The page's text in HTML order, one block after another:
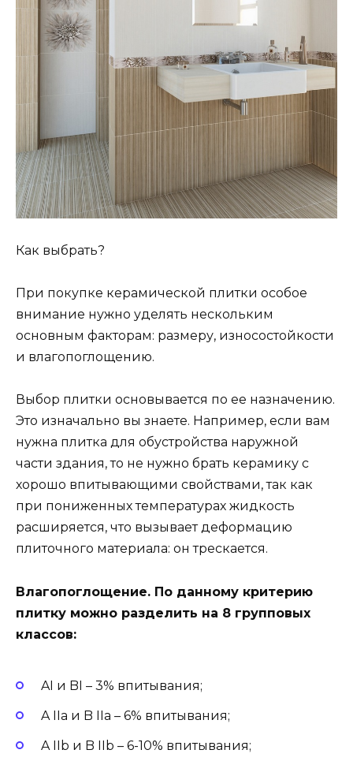
Как выбрать?
При покупке керамической плитки особое
внимание нужно уделять нескольким
основным факторам: размеру, износостойкости
и влагопоглощению.
Выбор плитки основывается по ее назначению.
Это изначально вы знаете. Например, если вам
нужна плитка для обустройства наружной
части здания, то не нужно брать керамику с
хорошо впитывающими свойствами, так как
при пониженных температурах жидкость
расширяется, что вызывает деформацию
плиточного материала: он трескается.
Влагопоглощение. По данному критерию
плитку можно разделить на 8 групповых
классов:
AI и BI – 3% впитывания;
A IIa и B IIa – 6% впитывания;
A IIb и B IIb – 6-10% впитывания;